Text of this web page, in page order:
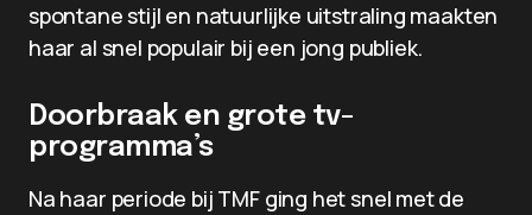
spontane stijl en natuurlijke uitstraling maakten
haar al snel populair bij een jong publiek.
Doorbraak en grote tv-
programma’s
Na haar periode bij TMF ging het snel met de